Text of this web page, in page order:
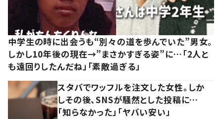
中学生の時に出会うも“別々の道を歩んでいた”男女。
しかし10年後の現在→”まさかすぎる姿”に…「2人と
も遠回りしたんだね」「素敵過ぎる」
スタバでワッフルを注文した女性。しか
しその後、SNSが騒然とした投稿に…
「知らなかった」「ヤバい安い」